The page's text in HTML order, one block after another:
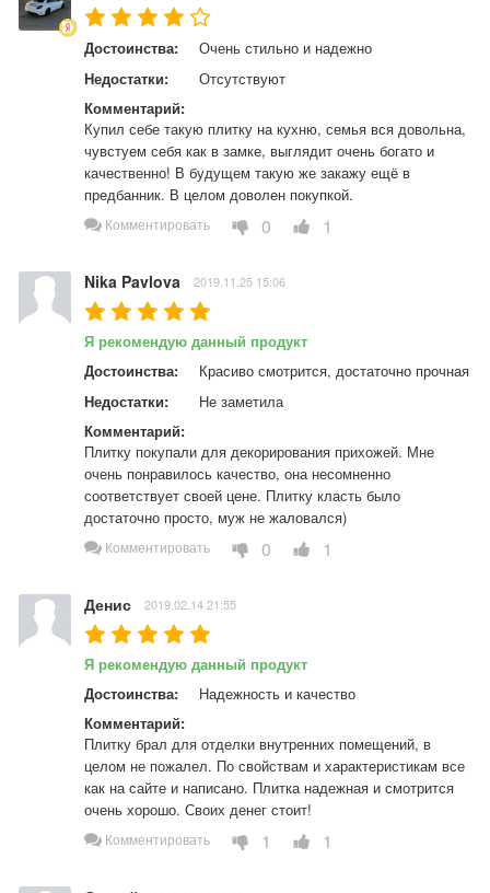
Достоинства:
Очень стильно и надежно
Недостатки:
Отсутствуют
Комментарий:
Купил себе такую плитку на кухню, семья вся довольна,
чувстуем себя как в замке, выглядит очень богато и
качественно! В будущем такую же закажу ещё в
предбанник. В целом доволен покупкой.
Комментировать 0 1
Nika Pavlova 2019.11.25 15:06
Я рекомендую данный продукт
Достоинства:
Красиво смотрится, достаточно прочная
Недостатки:
Не заметила
Комментарий:
Плитку покупали для декорирования прихожей. Мне
очень понравилось качество, она несомненно
соответствует своей цене. Плитку класть было
достаточно просто, муж не жаловался)
Комментировать 0 1
Денис 2019.02.14 21:55
Я рекомендую данный продукт
Достоинства:
Надежность и качество
Комментарий:
Плитку брал для отделки внутренних помещений, в
целом не пожалел. По свойствам и характеристикам все
как на сайте и написано. Плитка надежная и смотрится
очень хорошо. Своих денег стоит!
Комментировать 1 1